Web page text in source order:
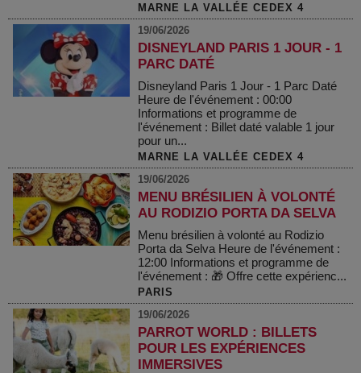
MARNE LA VALLÉE CEDEX 4
19/06/2026
DISNEYLAND PARIS 1 JOUR - 1
PARC DATÉ
Disneyland Paris 1 Jour - 1 Parc Daté
Heure de l'événement : 00:00
Informations et programme de
l'événement : Billet daté valable 1 jour
pour un...
MARNE LA VALLÉE CEDEX 4
19/06/2026
MENU BRÉSILIEN À VOLONTÉ
AU RODIZIO PORTA DA SELVA
Menu brésilien à volonté au Rodizio
Porta da Selva Heure de l'événement :
12:00 Informations et programme de
l'événement : 🎁 Offre cette expérienc...
PARIS
19/06/2026
PARROT WORLD : BILLETS
POUR LES EXPÉRIENCES
IMMERSIVES